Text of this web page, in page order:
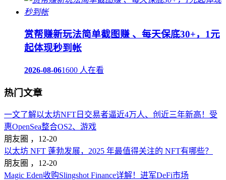
赏帮赚新玩法简单截图赚 、每天保底30+，1元
起体现秒到帐
2026-08-061600 人在看
热门文章
一文了解以太坊NFT日交易者逼近4万人、创近三年新高！受
惠OpenSea整合OS2、游戏
朋友圈 ， 12-20
以太坊 NFT 蓬勃发展，2025 年最值得关注的 NFT有哪些？
朋友圈 ， 12-20
Magic Eden收购Slingshot Finance详解！进军DeFi市场